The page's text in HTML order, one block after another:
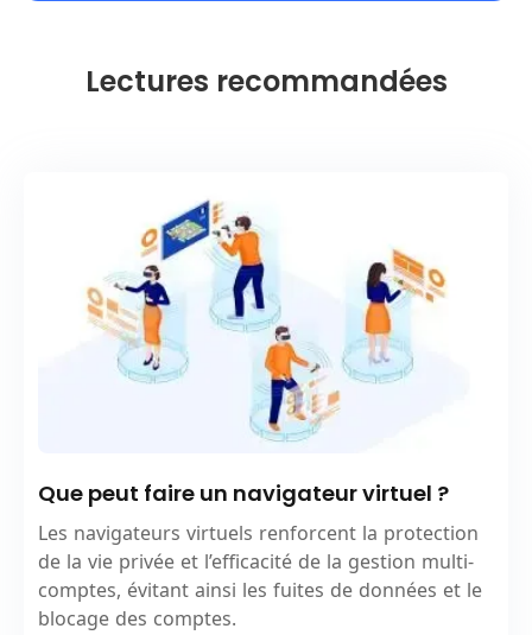
Lectures recommandées
Que peut faire un navigateur virtuel ?
Les navigateurs virtuels renforcent la protection
de la vie privée et l’efficacité de la gestion multi-
comptes, évitant ainsi les fuites de données et le
blocage des comptes.